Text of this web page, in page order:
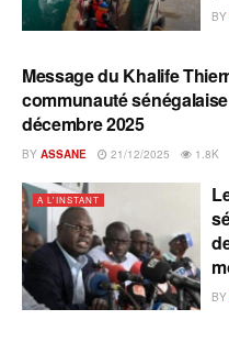
BY
A L'INSTANT
Message du Khalife
communauté
décembre 2025
BY ASSANE 21/12/2025 1.8K
A L'INSTANT
BY